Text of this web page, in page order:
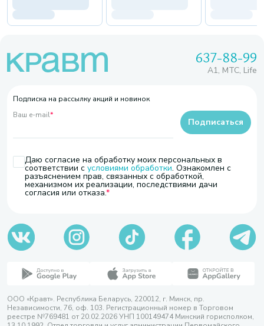
637-88-99
A1, МТС, Life
Подписка на рассылку акций и новинок
Ваш e-mail*
Даю согласие на обработку моих персональных в
соответствии с условиями обработки. Ознакомлен с
разъяснением прав, связанных с обработкой,
механизмом их реализации, последствиями дачи
согласия или отказа.
Подписаться
ООО «Кравт». Республика Беларусь, 220012, г. Минск, пр.
Независимости, 76, оф. 103. Регистрационный номер в Торговом
реестре №769481 от 20.02.2026 УНП 100149474 Минский горисполком,